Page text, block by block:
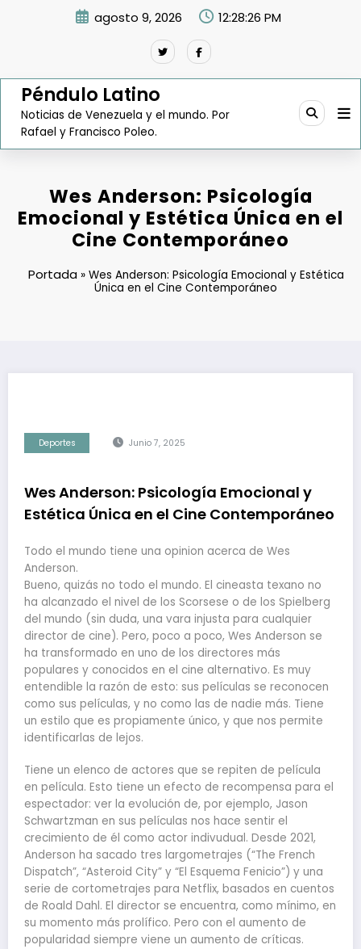
agosto 9, 2026 12:28:27 PM
Péndulo Latino
Noticias de Venezuela y el mundo. Por
Rafael y Francisco Poleo.
Wes Anderson: Psicología
Emocional y Estética Única en el
Cine Contemporáneo
Portada» Wes Anderson: Psicología Emocional y Estética
Única en el Cine Contemporáneo
Deportes Junio 7, 2025
Wes Anderson: Psicología Emocional y
Estética Única en el Cine Contemporáneo
Todo el mundo tiene una opinion acerca de Wes
Anderson.
Bueno, quizás no todo el mundo. El cineasta texano no
ha alcanzado el nivel de los Scorsese o de los Spielberg
del mundo (sin duda, una vara injusta para cualquier
director de cine). Pero, poco a poco, Wes Anderson se
ha transformado en uno de los directores más
populares y conocidos en el cine alternativo. Es muy
entendible la razón de esto: sus películas se reconocen
como sus películas, y no como las de nadie más. Tiene
un estilo que es propiamente único, y que nos permite
identificarlas de lejos.
Tiene un elenco de actores que se repiten de película
en película. Esto tiene un efecto de recompensa para el
espectador: ver la evolución de, por ejemplo, Jason
Schwartzman en sus películas nos hace sentir el
crecimiento de él como actor indivudual. Desde 2021,
Anderson ha sacado tres largometrajes (“The French
Dispatch”, “Asteroid City” y “El Esquema Fenicio”) y una
serie de cortometrajes para Netflix, basados en cuentos
de Roald Dahl. El director se encuentra, como mínimo, en
su momento más prolífico. Pero con el aumento de
popularidad siempre viene un aumento de críticas.